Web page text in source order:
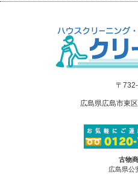
〒
広島県広島市東
古物
広島県公